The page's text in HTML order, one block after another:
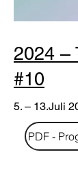
2024 –
#10
5. – 13.Juli
PDF -